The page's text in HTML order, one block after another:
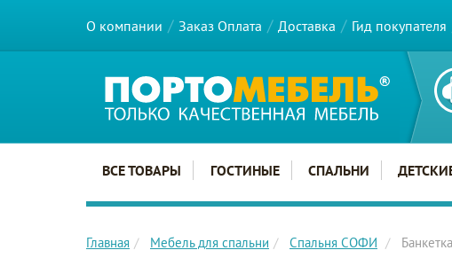
О компании Заказ Оплата Доставка Гид покупателя
Главное меню сайта
ВСЕ ТОВАРЫ ГОСТИНЫЕ СПАЛЬНИ
Главная Мебель для спальни Спальня СОФИ